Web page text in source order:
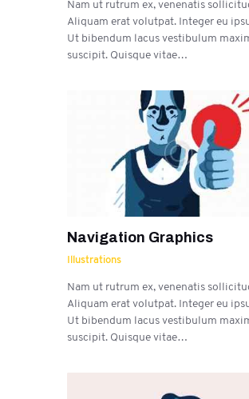
Nam ut rutrum ex, venenatis
Aliquam erat volutpat. Integer eu
Ut bibendum lacus vestibulum
suscipit. Quisque vitae…
Navigation Graphics
Illustrations
Nam ut rutrum ex, venenatis
Aliquam erat volutpat. Integer eu
Ut bibendum lacus vestibulum
suscipit. Quisque vitae…